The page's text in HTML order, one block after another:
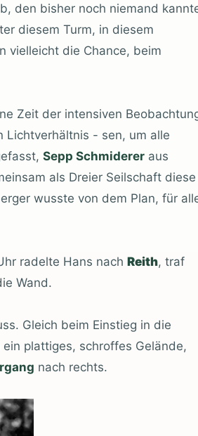
den bisher noch niemand
diesem Turm, in diesem
vielleicht die Chance, beim
Zeit der intensiven
Lichtverhältnis - sen, um alle
Sepp Schmiderer aus
als Dreier Seilschaft diese
wusste von dem Plan, für
radelte Hans nach Reith, traf
Wand.
Gleich beim Einstieg in die
plattiges, schroffes Gelände,
nach rechts.